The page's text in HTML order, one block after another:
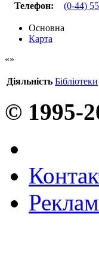
Телефон:
(0-44)
Основна
Карта
Діяльність Бібліотеки
© 1995-